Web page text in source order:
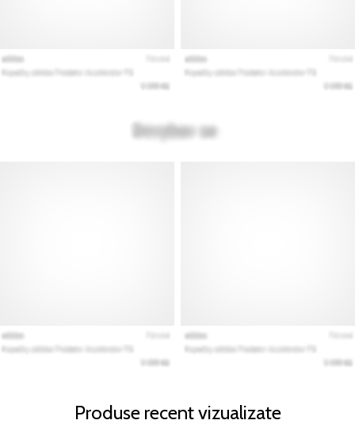
Produse recent vizualizate